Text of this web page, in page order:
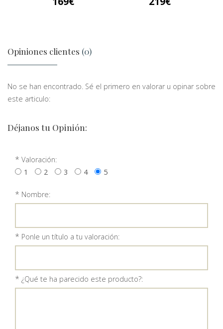
Opiniones clientes (0)
No se han encontrado. Sé el primero en valorar u opinar sobre
este articulo:
Déjanos tu Opinión:
* Valoración:
1
2 3 4 5
* Nombre:
* Ponle un título a tu valoración:
* ¿Qué te ha parecido este producto?: